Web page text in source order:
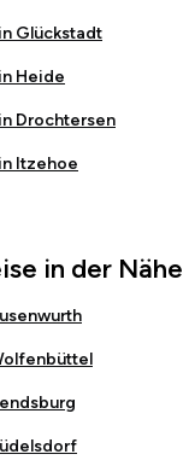
Glückstadt
Heide
Drochtersen
Itzehoe
in der Nähe